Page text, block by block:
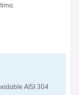
AISI 304